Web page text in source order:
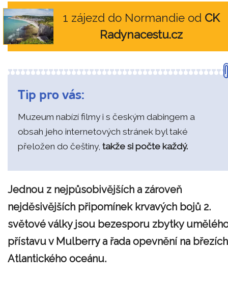
1 zájezd do Normandie od CK
Radynacestu.cz
Tip pro vás:
Muzeum nabízí filmy i s českým dabingem a
obsah jeho internetových stránek byl také
přeložen do češtiny, takže si počte každý.
Jednou z nejpůsobivějších a zároveň
nejděsivějších připomínek krvavých bojů 2.
světové války jsou bezesporu zbytky
přístavu v Mulberry a řada opevnění na březích
Atlantického oceánu.